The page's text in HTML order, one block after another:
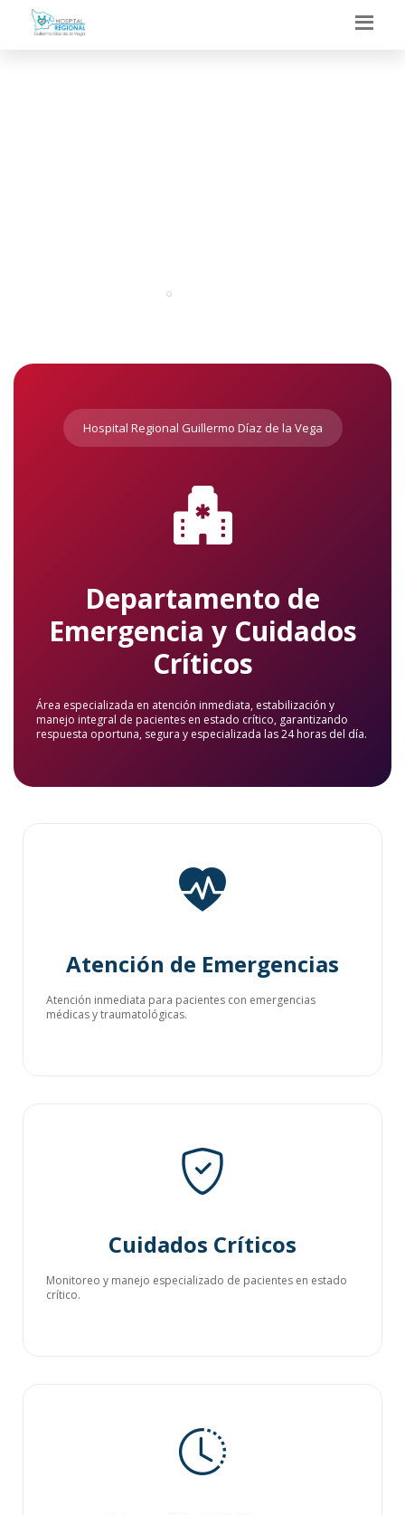
Hospital Regional Guillermo Díaz de la Vega
Departamento de
Emergencia y Cuidados
Críticos
Área especializada en atención inmediata, estabilización y
manejo integral de pacientes en estado crítico, garantizando
respuesta oportuna, segura y especializada las 24 horas del día.
Atención de Emergencias
Atención inmediata para pacientes con emergencias
médicas y traumatológicas.
Cuidados Críticos
Monitoreo y manejo especializado de pacientes en estado
crítico.